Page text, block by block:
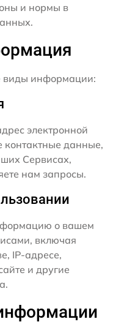
и нормы в
виды информации:
электронной
контактные данные,
Сервисах,
нам запросы.
о вашем
включая
IP-адресе,
и другие